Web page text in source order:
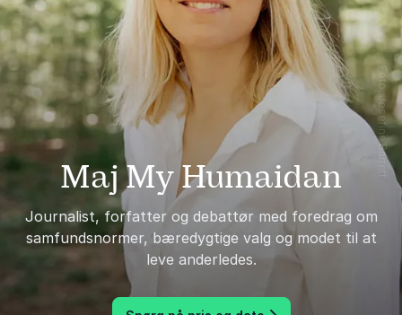
Maj My Humaidan
Journalist, forfatter og debattør med foredrag om
samfundsnormer, bæredygtige valg og modet til at
leve anderledes.
Foto: Josefine Barrett